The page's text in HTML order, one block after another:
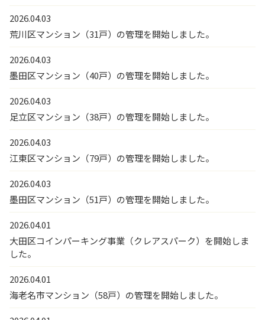
2026.04.03
荒川区マンション（31戸）の管理を開始しました。
2026.04.03
墨田区マンション（40戸）の管理を開始しました。
2026.04.03
足立区マンション（38戸）の管理を開始しました。
2026.04.03
江東区マンション（79戸）の管理を開始しました。
2026.04.03
墨田区マンション（51戸）の管理を開始しました。
2026.04.01
大田区コインパーキング事業（クレアスパーク）を開始しま
した。
2026.04.01
海老名市マンション（58戸）の管理を開始しました。